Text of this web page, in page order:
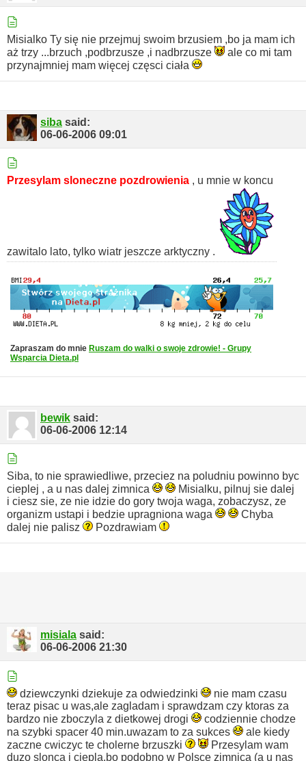
Misialko Ty się nie przejmuj swoim brzusiem ,bo ja mam ich
aż trzy ...brzuch ,podbrzusze ,i nadbrzusze
ale co mi tam
przynajmniej mam więcej częsci ciała
siba said:
06-06-2006 09:01
Przesylam sloneczne pozdrowienia , u mnie w koncu
zawitalo lato, tylko wiatr jeszcze arktyczny .
Zapraszam do mnie Ruszam do walki o swoje zdrowie! - Grupy
Wsparcia Dieta.pl
bewik said:
06-06-2006 12:14
Siba, to nie sprawiedliwe, przeciez na poludniu powinno byc
cieplej , a u nas dalej zimnica
Misialku, pilnuj sie dalej
i ciesz sie, ze nie idzie do gory twoja waga, zobaczysz, ze
organizm ustapi i bedzie upragniona waga
Chyba
dalej nie palisz
Pozdrawiam
misiala said:
06-06-2006 21:30
dziewczynki dziekuje za odwiedzinki
nie mam czasu
teraz pisac u was,ale zagladam i sprawdzam czy ktoras za
bardzo nie zboczyla z dietkowej drogi
codziennie chodze
na szybki spacer 40 min.uwazam to za sukces
ale kiedy
zaczne cwiczyc te cholerne brzuszki
Przesylam wam
duzo slonca i ciepla,bo podobno w Polsce zimnica (a u nas